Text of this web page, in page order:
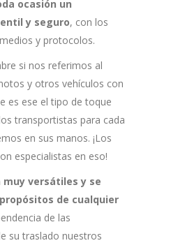
ocasión un
y seguro, con los
y protocolos.
si nos referimos al
y otros vehículos con
es ese el tipo de toque
transportistas para cada
en sus manos. ¡Los
especialistas en eso!
muy versátiles y se
de cualquier
de las
su traslado nuestros